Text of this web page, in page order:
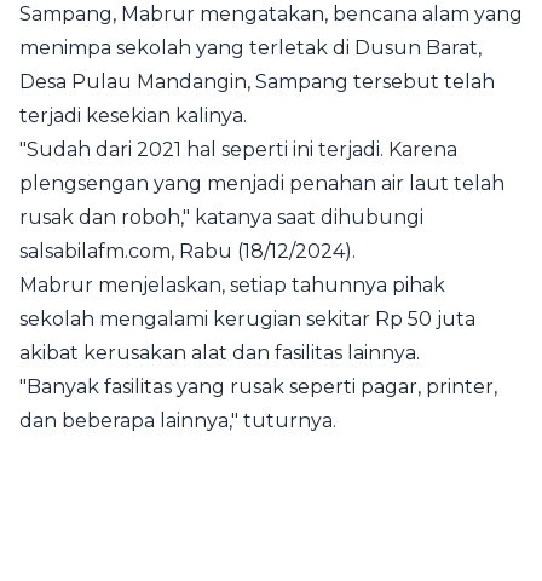
Sampang, Mabrur mengatakan, bencana alam yang
menimpa sekolah yang terletak di Dusun Barat,
Desa Pulau Mandangin, Sampang tersebut telah
terjadi kesekian kalinya.
"Sudah dari 2021 hal seperti ini terjadi. Karena
plengsengan yang menjadi penahan air laut telah
rusak dan roboh," katanya saat dihubungi
salsabilafm.com, Rabu (18/12/2024).
Mabrur menjelaskan, setiap tahunnya pihak
sekolah mengalami kerugian sekitar Rp 50 juta
akibat kerusakan alat dan fasilitas lainnya.
"Banyak fasilitas yang rusak seperti pagar, printer,
dan beberapa lainnya," tuturnya.